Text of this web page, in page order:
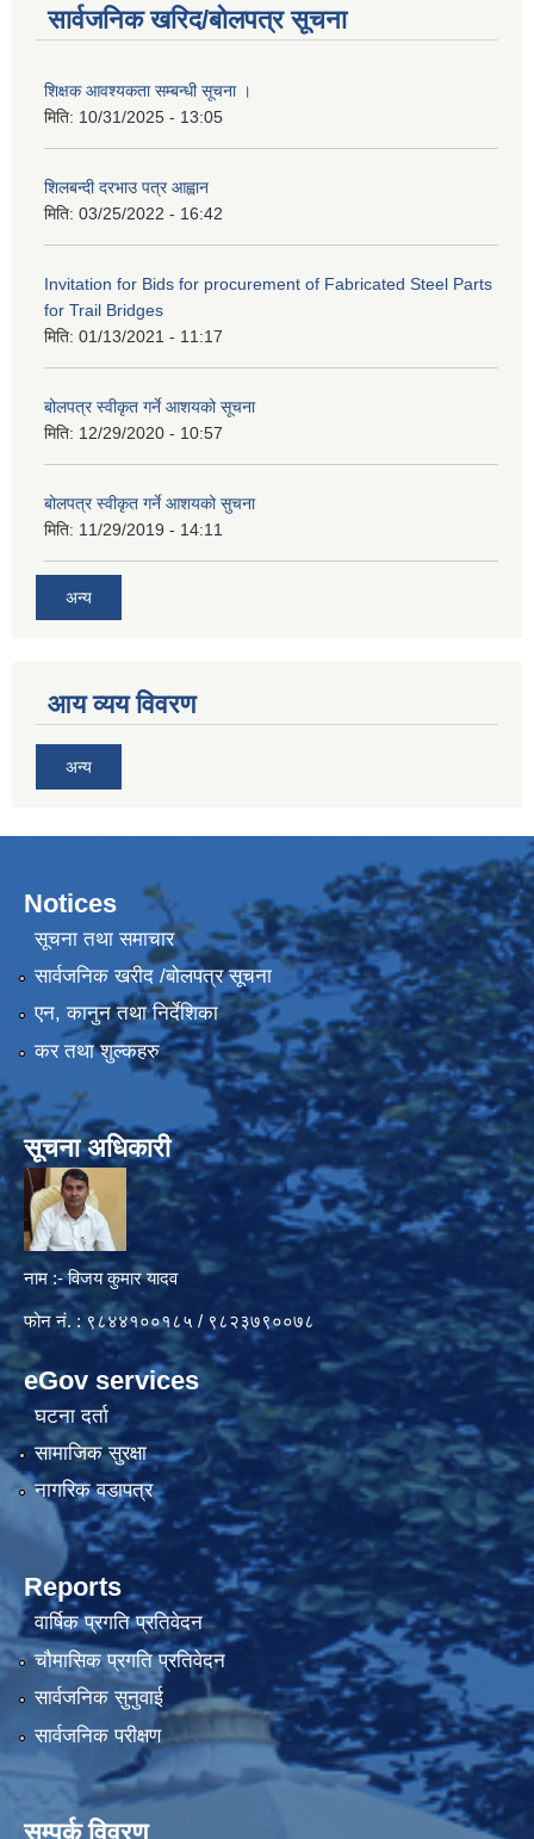
सार्वजनिक खरिद/बोलपत्र सूचना
शिक्षक आवश्यकता सम्बन्धी सूचना ।
मिति: 10/31/2025 - 13:05
शिलबन्दी दरभाउ पत्र आह्वान
मिति: 03/25/2022 - 16:42
Invitation for Bids for procurement of Fabricated Steel Parts
for Trail Bridges
मिति: 01/13/2021 - 11:17
बोलपत्र स्वीकृत गर्ने आशयको सूचना
मिति: 12/29/2020 - 10:57
बोलपत्र स्वीकृत गर्ने आशयको सुचना
मिति: 11/29/2019 - 14:11
अन्य
आय व्यय विवरण
अन्य
Notices
सूचना तथा समाचार
सार्वजनिक खरीद /बोलपत्र सूचना
एन, कानुन तथा निर्देशिका
कर तथा शुल्कहरु
सूचना अधिकारी
नाम :- विजय कुमार यादव
फोन नं. : ९८४४१००१८५ / ९८२३७९००७८
eGov services
घटना दर्ता
सामाजिक सुरक्षा
नागरिक वडापत्र
Reports
वार्षिक प्रगति प्रतिवेदन
चौमासिक प्रगति प्रतिवेदन
सार्वजनिक सुनुवाई
सार्वजनिक परीक्षण
सम्पर्क विवरण